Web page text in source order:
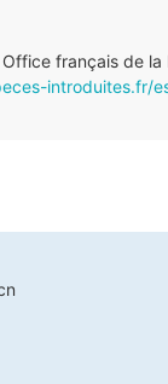
français de
introduites.fr/